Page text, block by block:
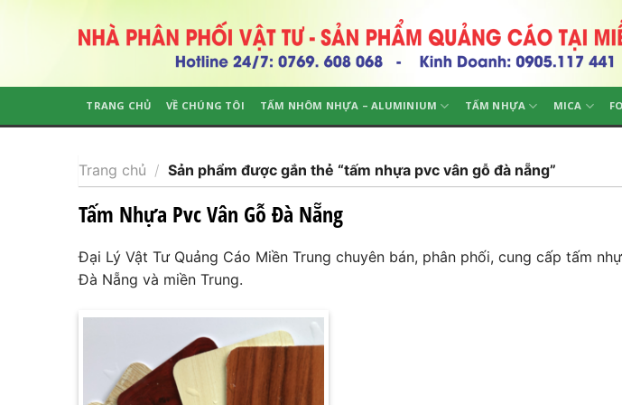
TRANG CHỦ VỀ CHÚNG TÔI TẤM NHÔM NHỰA – ALUMINIUM TẤM NHỰA MICA
Tấm Nhựa Pvc Vân Gỗ Đà Nẵng
Trang chủ / Sản phẩm được gắn thẻ “tấm nhựa pvc vân gỗ đà nẵng”
Đại Lý Vật Tư Quảng Cáo Miền Trung chuyên bán, phân phối, cung cấp tấm
Đà Nẵng và miền Trung.